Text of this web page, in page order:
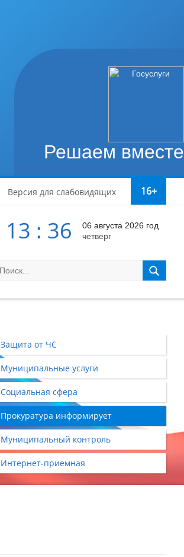
Решаем вместе
Версия для слабовидящих 16+
13 : 36
06 августа 2026 год
четверг
Защита от ЧС
Муниципальные услуги
Социальная сфера
Прокуратура информирует
Муниципальный контроль
Интернет-приемная